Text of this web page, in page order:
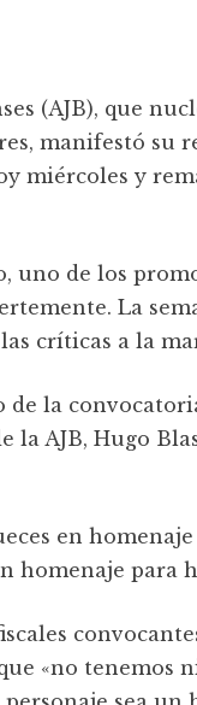
(AJB), que
manifestó su
miércoles y
uno de los
La
críticas a la
de la
la AJB, Hugo
en
homenaje para
«no tenemos